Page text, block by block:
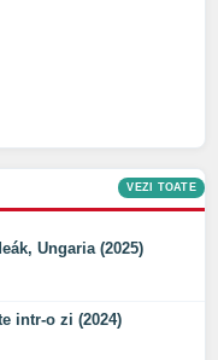
VEZI TOATE
Ungaria (2025)
intr-o zi (2024)